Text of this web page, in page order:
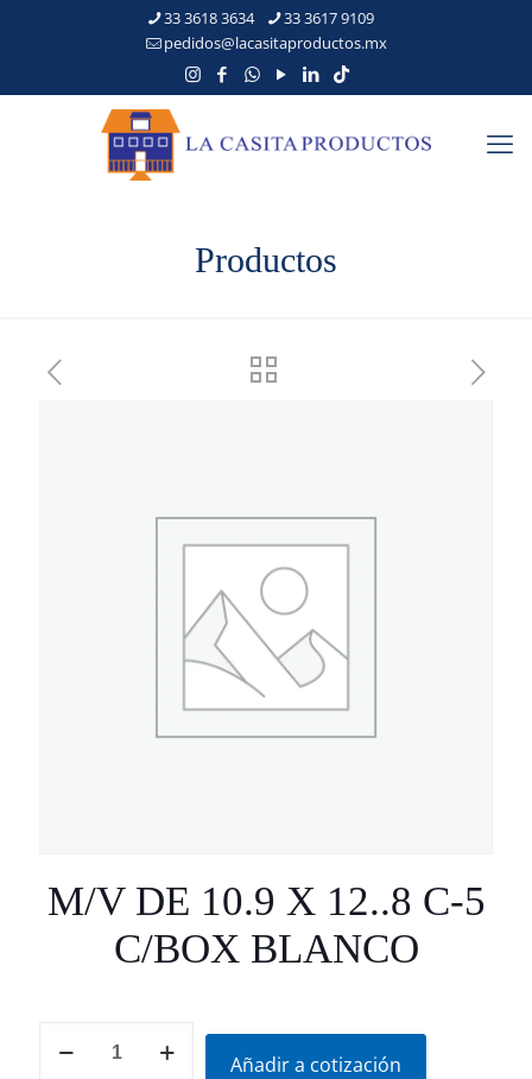
33 3618 3634
33 3617 9109
pedidos@lacasitaproductos.mx
Productos
M/V DE 10.9 X 12..8 C-5
C/BOX BLANCO
Añadir a cotización